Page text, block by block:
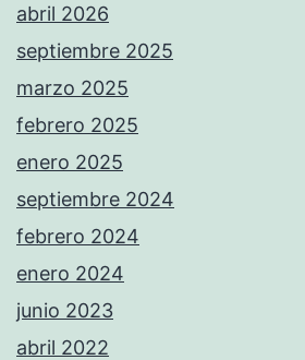
abril 2026
septiembre 2025
marzo 2025
febrero 2025
enero 2025
septiembre 2024
febrero 2024
enero 2024
junio 2023
abril 2022